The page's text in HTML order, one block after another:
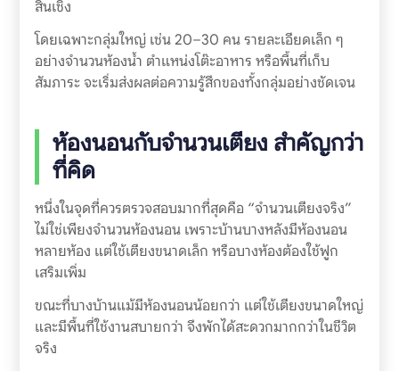
สิ้นเชิง
โดยเฉพาะกลุ่มใหญ่ เช่น 20–30 คน รายละเอียดเล็ก ๆ
อย่างจำนวนห้องน้ำ ตำแหน่งโต๊ะอาหาร หรือพื้นที่เก็บ
สัมภาระ จะเริ่มส่งผลต่อความรู้สึกของทั้งกลุ่มอย่างชัดเจน
ห้องนอนกับจำนวนเตียง สำคัญกว่า
ที่คิด
หนึ่งในจุดที่ควรตรวจสอบมากที่สุดคือ “จำนวนเตียงจริง”
ไม่ใช่เพียงจำนวนห้องนอน เพราะบ้านบางหลังมีห้องนอน
หลายห้อง แต่ใช้เตียงขนาดเล็ก หรือบางห้องต้องใช้ฟูก
เสริมเพิ่ม
ขณะที่บางบ้านแม้มีห้องนอนน้อยกว่า แต่ใช้เตียงขนาดใหญ่
และมีพื้นที่ใช้งานสบายกว่า จึงพักได้สะดวกมากกว่าในชีวิต
จริง